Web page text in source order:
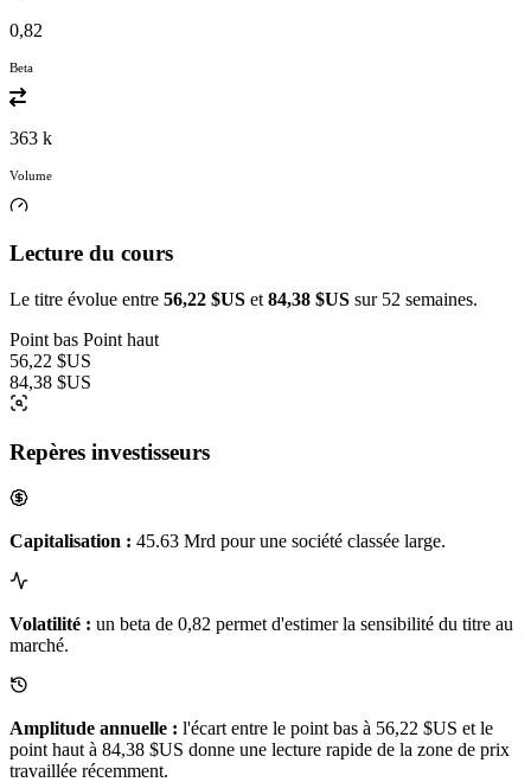
0,82
Beta
363 k
Volume
Lecture du cours
Le titre évolue entre 56,22 $US et 84,38 $US sur 52 semaines.
Point bas Point haut
56,22 $US
84,38 $US
Repères investisseurs
Capitalisation : 45.63 Mrd pour une société classée large.
Volatilité : un beta de 0,82 permet d'estimer la sensibilité du titre au
marché.
Amplitude annuelle : l'écart entre le point bas à 56,22 $US et le
point haut à 84,38 $US donne une lecture rapide de la zone de prix
travaillée récemment.